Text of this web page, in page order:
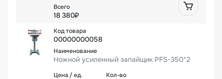
18 380₽
00000000058
Ножной усиленный запайщик PFS-350*2